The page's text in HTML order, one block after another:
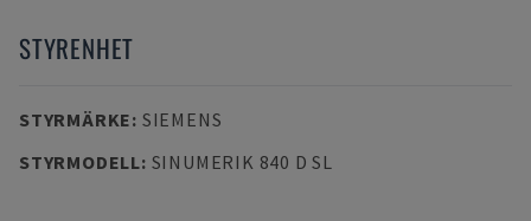
STYRENHET
STYRMÄRKE: SIEMENS
STYRMODELL: SINUMERIK 840 D SL